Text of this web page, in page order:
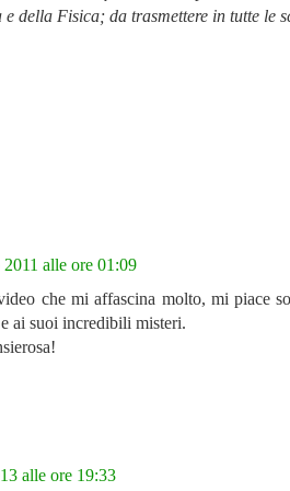
della Fisica; da trasmettere in tutte le
alle ore 01:09
che mi affascina molto, mi piace
ai suoi incredibili misteri.
alle ore 19:33